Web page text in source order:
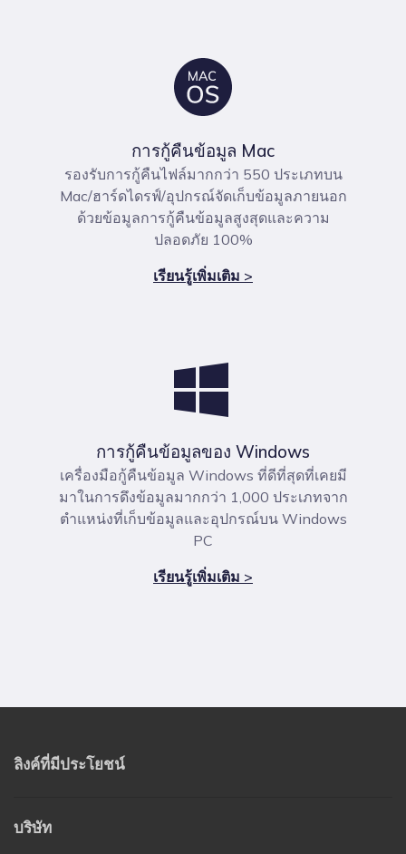
การกู้คืนข้อมูล Mac
รองรับการกู้คืนไฟล์มากกว่า 550 ประเภทบน
Mac/ฮาร์ดไดรฟ์/อุปกรณ์จัดเก็บข้อมูลภายนอก
ด้วยข้อมูลการกู้คืนข้อมูลสูงสุดและความ
ปลอดภัย 100%
เรียนรู้เพิ่มเติม >
การกู้คืนข้อมูลของ Windows
เครื่องมือกู้คืนข้อมูล Windows ที่ดีที่สุดที่เคยมี
มาในการดึงข้อมูลมากกว่า 1,000 ประเภทจาก
ตำแหน่งที่เก็บข้อมูลและอุปกรณ์บน Windows
PC
เรียนรู้เพิ่มเติม >
ลิงค์ที่มีประโยชน์
บริษัท